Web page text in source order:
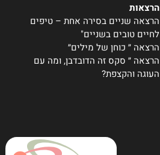
הרצאות
הרצאה שניים בסירה אחת – טיפים
לחיים טובים בשניים"
הרצאה ״ כוחן של מילים״
הרצאה ״ סקס זה הדובדבן, ומה עם
העוגה והקצפת?